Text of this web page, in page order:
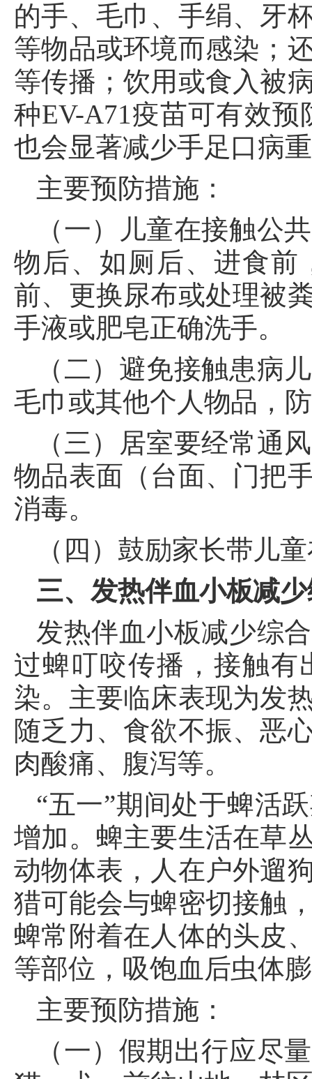
的手、毛巾、手绢、牙
等物品或环境而感染；
等传播；饮用或食入被
种EV-A71疫苗可有效预
也会显著减少手足口病
主要预防措施：
（一）儿童在接触公
物后、如厕后、进食前
前、更换尿布或处理被
手液或肥皂正确洗手。
（二）避免接触患病
毛巾或其他个人物品，
（三）居室要经常通
物品表面（台面、门把
消毒。
（四）鼓励家长带儿
三、发热伴血小板减
发热伴血小板减少综
过蜱叮咬传播，接触有
染。主要临床表现为发
随乏力、食欲不振、恶
肉酸痛、腹泻等。
“五一”期间处于蜱活
增加。蜱主要生活在草
动物体表，人在户外遛
猎可能会与蜱密切接触
蜱常附着在人体的头皮
等部位，吸饱血后虫体
主要预防措施：
（一）假期出行应尽